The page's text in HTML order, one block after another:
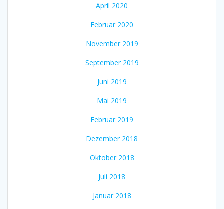
April 2020
Februar 2020
November 2019
September 2019
Juni 2019
Mai 2019
Februar 2019
Dezember 2018
Oktober 2018
Juli 2018
Januar 2018